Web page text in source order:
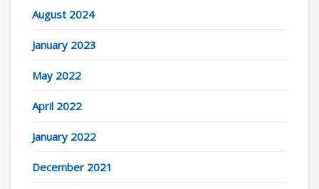
August 2024
January 2023
May 2022
April 2022
January 2022
December 2021